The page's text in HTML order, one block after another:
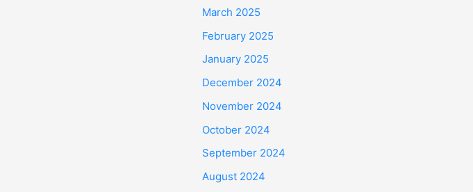
March 2025
February 2025
January 2025
December 2024
November 2024
October 2024
September 2024
August 2024